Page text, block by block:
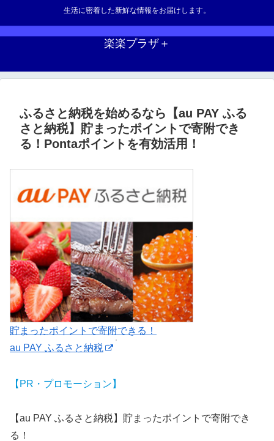
生活に密着した新鮮な情報をお届けします。
楽楽プラザ＋
ふるさと納税を始めるなら【au PAY ふる
さと納税】貯まったポイントで寄附でき
る！Pontaポイントを有効活用！
貯まったポイントで寄附できる！
au PAY ふるさと納税
【PR・プロモーション】
【au PAY ふるさと納税】貯まったポイントで寄附でき
る！